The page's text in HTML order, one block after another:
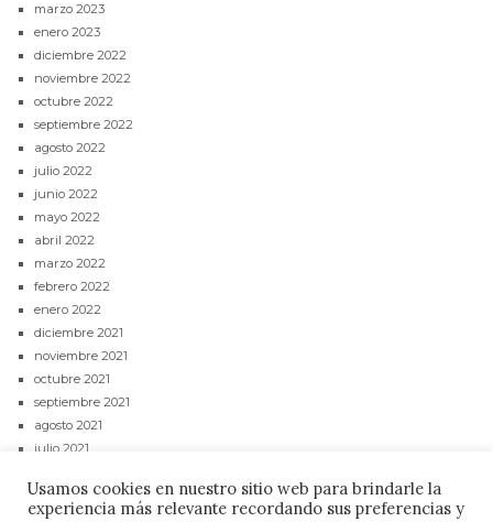
marzo 2023
enero 2023
diciembre 2022
noviembre 2022
octubre 2022
septiembre 2022
agosto 2022
julio 2022
junio 2022
mayo 2022
abril 2022
marzo 2022
febrero 2022
enero 2022
diciembre 2021
noviembre 2021
octubre 2021
septiembre 2021
agosto 2021
julio 2021
mayo 2021
abril 2021
Usamos cookies en nuestro sitio web para brindarle la
experiencia más relevante recordando sus preferencias y